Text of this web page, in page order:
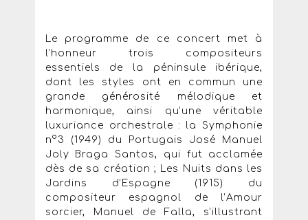
Le programme de ce concert met à
l’honneur trois compositeurs
essentiels de la péninsule ibérique,
dont les styles ont en commun une
grande générosité mélodique et
harmonique, ainsi qu’une véritable
luxuriance orchestrale : la Symphonie
n°3 (1949) du Portugais José Manuel
Joly Braga Santos, qui fut acclamée
dès de sa création ; Les Nuits dans les
Jardins d’Espagne (1915) du
compositeur espagnol de l’Amour
sorcier, Manuel de Falla, s’illustrant